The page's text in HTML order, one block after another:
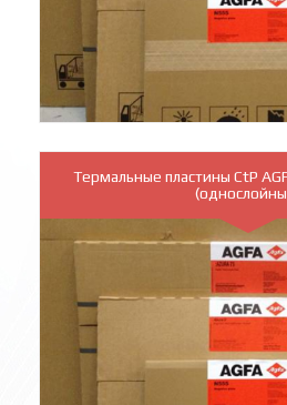
Термальные пластины CtP